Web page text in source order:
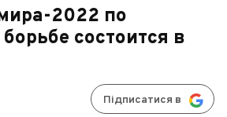
2022 по
состоится в
Підписатися в